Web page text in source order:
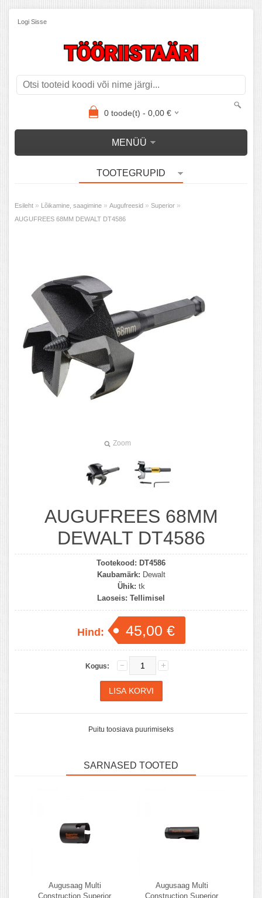
Logi Sisse
0toode(t) - 0,00€
MENÜÜ
TOOTEGRUPID
Esileht » Lõikamine, saagimine » Augufreesid » Superior »
AUGUFREES 68MM DEWALT DT4586
Zoom
AUGUFREES 68MM
DEWALT DT4586
Tootekood: DT4586
Kaubamärk: Dewalt
Ühik: tk
Laoseis: Tellimisel
Hind: 45,00 €
Kogus:
Puitu toosiava puurimiseks
SARNASED TOOTED
Augusaag Multi
Construction Superior
Augusaag Multi
Construction Superior